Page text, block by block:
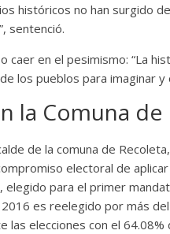
históricos no han surgido
sentenció.
caer en el pesimismo: “La
los pueblos para imaginar
la Comuna de
de la comuna de
electoral de
elegido para el primer
es reelegido por más
las elecciones con el